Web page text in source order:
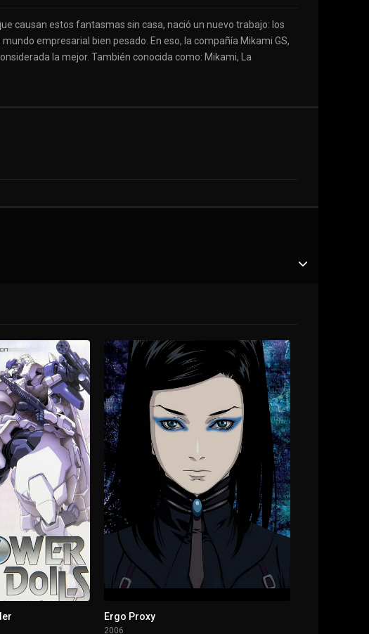
causan estos fantasmas sin casa, nació un nuevo trabajo: los
empresarial bien pesado. En eso, la compañía Mikami GS,
la mejor. También conocida como: Mikami, La
Ergo Proxy
2006